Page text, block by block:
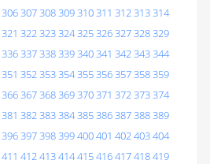
306307308309310311 312313314
321 322323324325326327328329
336337338339340341 342343344
351 352353354355356357358359
366367368369370371 372373374
381 382383384385386387388389
396397398399400401 402403404
411 412413414415416417418419